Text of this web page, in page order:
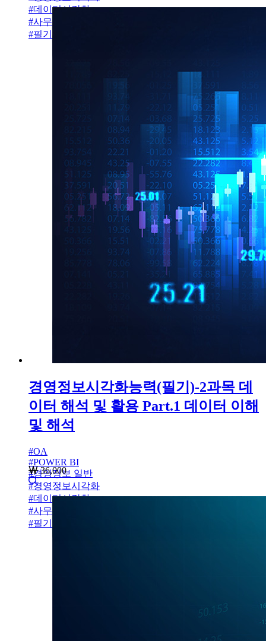
#데이터시각화
#사무자동화
#필기
경영정보시각화능력(필기)-2과목 데
이터 해석 및 활용 Part.1 데이터 이해
및 해석
#OA
#POWER BI
#경영정보 일반
#경영정보시각화
#데이터시각화
#사무자동화
#필기
36,000